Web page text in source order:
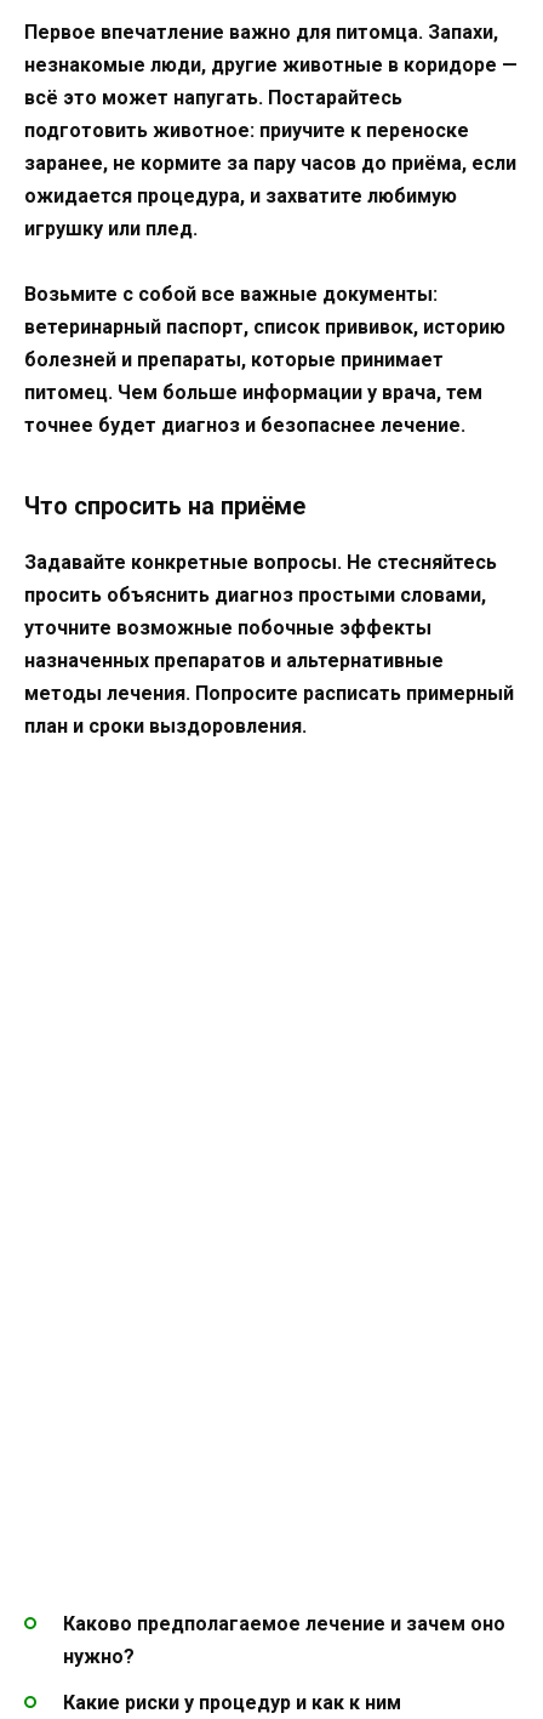
Первое впечатление важно для питомца. Запахи,
незнакомые люди, другие животные в коридоре —
всё это может напугать. Постарайтесь
подготовить животное: приучите к переноске
заранее, не кормите за пару часов до приёма, если
ожидается процедура, и захватите любимую
игрушку или плед.
Возьмите с собой все важные документы:
ветеринарный паспорт, список прививок, историю
болезней и препараты, которые принимает
питомец. Чем больше информации у врача, тем
точнее будет диагноз и безопаснее лечение.
Что спросить на приёме
Задавайте конкретные вопросы. Не стесняйтесь
просить объяснить диагноз простыми словами,
уточните возможные побочные эффекты
назначенных препаратов и альтернативные
методы лечения. Попросите расписать примерный
план и сроки выздоровления.
Каково предполагаемое лечение и зачем оно
нужно?
Какие риски у процедур и как к ним